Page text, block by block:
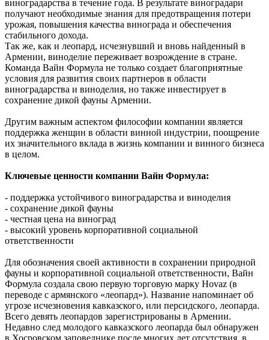
виноградарства в течение года. В результате виноградари
получают необходимые знания для предотвращения потери
урожая, повышения качества винограда и обеспечения
стабильного дохода.
Так же, как и леопард, исчезнувший и вновь найденный в
Армении, виноделие переживает возрождение в стране.
Команда Вайн Формула не только создает благоприятные
условия для развития своих партнеров в области
виноградарства и виноделия, но также инвестирует в
сохранение дикой фауны Армении.
Другим важным аспектом философии компании является
поддержка женщин в области винной индустрии, поощрение
их значительного вклада в жизнь компании и винного бизнеса
в целом.
Ключевые ценности компании Вайн Формула:
- поддержка устойчивого виноградарства и виноделия
- сохранение дикой фауны
- честная цена на виноград
- высокий уровень корпоративной социальной
ответственности
Для обозначения своей активности в сохранении природной
фауны и корпоративной социальной ответственности, Вайн
Формула создала свою первую торговую марку Hovaz (в
переводе с армянского «леопард»). Название напоминает об
угрозе исчезновения кавказского, или персидского, леопарда.
Всего девять леопардов зарегистрированы в Армении.
Недавно след молодого кавказского леопарда был обнаружен
в Хосровском заповеднике после многих лет отсутствия, в